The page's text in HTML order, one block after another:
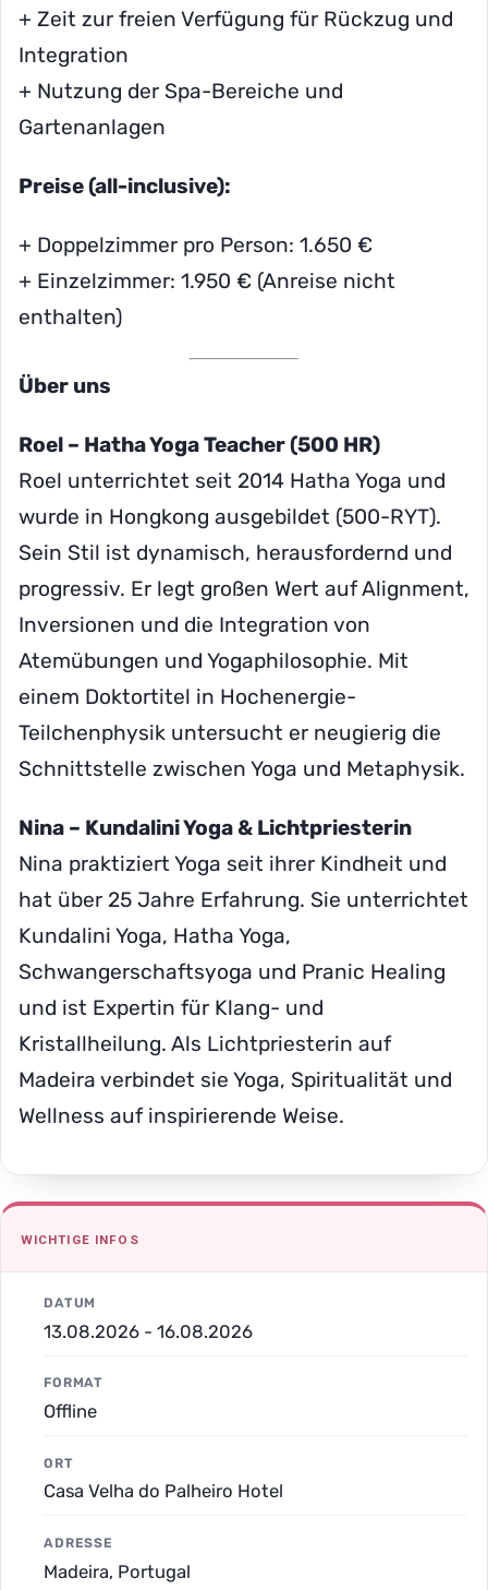
+ Zeit zur freien Verfügung für Rückzug und
Integration
+ Nutzung der Spa-Bereiche und
Gartenanlagen
Preise (all-inclusive):
+ Doppelzimmer pro Person: 1.650 €
+ Einzelzimmer: 1.950 € (Anreise nicht
enthalten)
Über uns
Roel – Hatha Yoga Teacher (500 HR)
Roel unterrichtet seit 2014 Hatha Yoga und
wurde in Hongkong ausgebildet (500-RYT).
Sein Stil ist dynamisch, herausfordernd und
progressiv. Er legt großen Wert auf Alignment,
Inversionen und die Integration von
Atemübungen und Yogaphilosophie. Mit
einem Doktortitel in Hochenergie-
Teilchenphysik untersucht er neugierig die
Schnittstelle zwischen Yoga und Metaphysik.
Nina – Kundalini Yoga & Lichtpriesterin
Nina praktiziert Yoga seit ihrer Kindheit und
hat über 25 Jahre Erfahrung. Sie unterrichtet
Kundalini Yoga, Hatha Yoga,
Schwangerschaftsyoga und Pranic Healing
und ist Expertin für Klang- und
Kristallheilung. Als Lichtpriesterin auf
Madeira verbindet sie Yoga, Spiritualität und
Wellness auf inspirierende Weise.
WICHTIGE INFOS
DATUM
13.08.2026 - 16.08.2026
FORMAT
Offline
ORT
Casa Velha do Palheiro Hotel
ADRESSE
Madeira, Portugal